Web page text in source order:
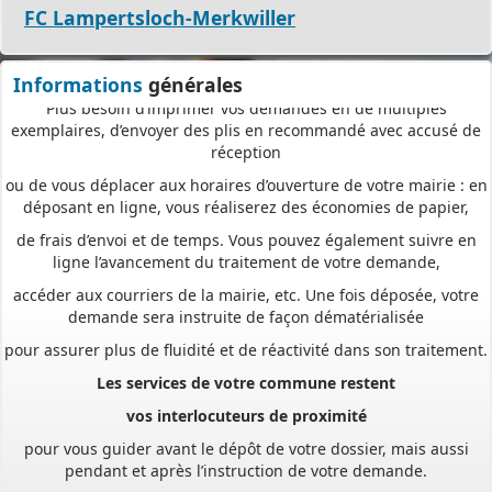
FC Lampertsloch-Merkwiller
Informations générales
à tout moment et où que vous soyez, dans le cadre d’une
démarche simplifiée.
Plus besoin d’imprimer vos demandes en de multiples
exemplaires, d’envoyer des plis en recommandé avec accusé de
réception
ou de vous déplacer aux horaires d’ouverture de votre mairie : en
déposant en ligne, vous réaliserez des économies de papier,
de frais d’envoi et de temps. Vous pouvez également suivre en
ligne l’avancement du traitement de votre demande,
accéder aux courriers de la mairie, etc. Une fois déposée, votre
demande sera instruite de façon dématérialisée
pour assurer plus de fluidité et de réactivité dans son traitement.
Les services de votre commune restent
vos interlocuteurs de proximité
pour vous guider avant le dépôt de votre dossier, mais aussi
pendant et après l’instruction de votre demande.
Pour accéder au téléservice et déposer votre demande, rendez-